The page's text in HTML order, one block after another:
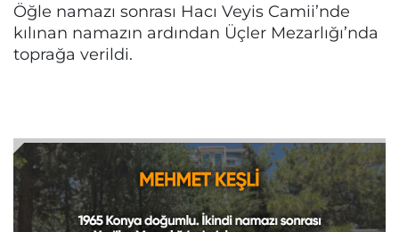
Öğle namazı sonrası Hacı Veyis Camii’nde
kılınan namazın ardından Üçler Mezarlığı’nda
toprağa verildi.